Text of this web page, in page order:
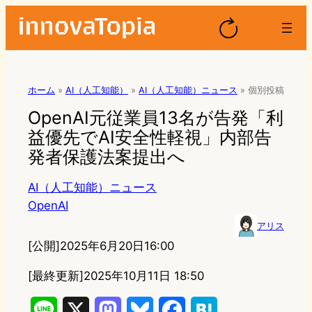
ホーム » AI（人工知能） » AI（人工知能）ニュース » 個別投稿
OpenAI元従業員13名が告発「利
益優先でAI安全性軽視」内部告
発者保護法案提出へ
AI（人工知能）ニュース
OpenAI
アリス
[公開]2025年6月20日16:00
[最終更新]2025年10月11日 18:50